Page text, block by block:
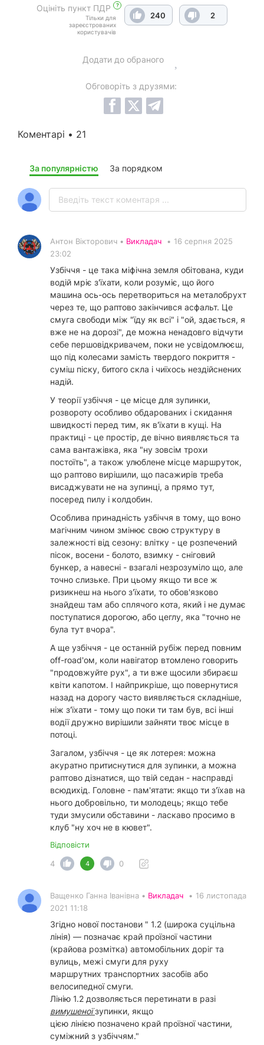
Оцініть пункт ПДР ?
Тільки для
зареєстрованих
користувачів
240 2
Додати до обраного
Обговоріть з друзями:
Коментарі • 21
За популярністю За порядком
Антон Вікторович • Викладач • 16 серпня 2025
23:02
Узбіччя - це така міфічна земля обітована, куди
водій мріє з'їхати, коли розуміє, що його
машина ось-ось перетвориться на металобрухт
через те, що раптово закінчився асфальт. Це
смуга свободи між "їду як всі" і "ой, здається, я
вже не на дорозі", де можна ненадовго відчути
себе першовідкривачем, поки не усвідомлюєш,
що під колесами замість твердого покриття -
суміш піску, битого скла і чиїхось нездійснених
надій.
У теорії узбіччя - це місце для зупинки,
розвороту особливо обдарованих і скидання
швидкості перед тим, як в'їхати в кущі. На
практиці - це простір, де вічно виявляється та
сама вантажівка, яка "ну зовсім трохи
постоїть", а також улюблене місце маршруток,
що раптово вирішили, що пасажирів треба
висаджувати не на зупинці, а прямо тут,
посеред пилу і колдобин.
Особлива принадність узбіччя в тому, що воно
магічним чином змінює свою структуру в
залежності від сезону: влітку - це розпечений
пісок, восени - болото, взимку - сніговий
бункер, а навесні - взагалі незрозуміло що, але
точно слизьке. При цьому якщо ти все ж
ризикнеш на нього з'їхати, то обов'язково
знайдеш там або сплячого кота, який і не думає
поступатися дорогою, або цеглу, яка "точно не
була тут вчора".
А ще узбіччя - це останній рубіж перед повним
off-road'ом, коли навігатор втомлено говорить
"продовжуйте рух", а ти вже щосили збираєш
квіти капотом. І найприкріше, що повернутися
назад на дорогу часто виявляється складніше,
ніж з'їхати - тому що поки ти там був, всі інші
водії дружно вирішили зайняти твоє місце в
потоці.
Загалом, узбіччя - це як лотерея: можна
акуратно притиснутися для зупинки, а можна
раптово дізнатися, що твій седан - насправді
всюдихід. Головне - пам'ятати: якщо ти з'їхав на
нього добровільно, ти молодець; якщо тебе
туди змусили обставини - ласкаво просимо в
клуб "ну хоч не в кювет".
Відповісти
4
4 0
Ващенко Ганна Іванівна • Викладач • 16 листопада
2021 11:18
Згідно нової постанови " 1.2 (широка суцільна
лінія) — позначає край проїзної частини
(крайова розмітка) автомобільних доріг та
вулиць, межі смуги для руху
маршрутних транспортних засобів або
велосипедної смуги.
Лінію 1.2 дозволяється перетинати в разі
вимушеноїзупинки, якщо
цією лінією позначено край проїзної частини,
суміжний з узбіччям."